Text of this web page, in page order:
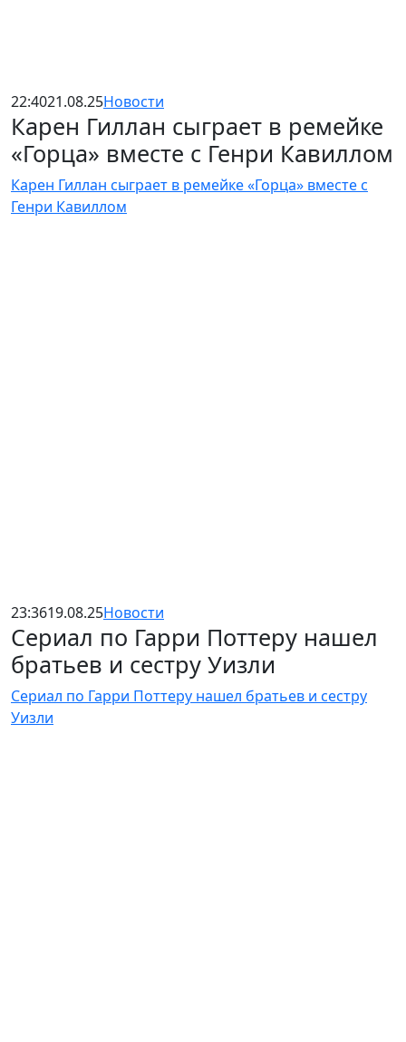
22:4021.08.25Новости
Карен Гиллан сыграет в ремейке
«Горца» вместе с Генри Кавиллом
Карен Гиллан сыграет в ремейке «Горца» вместе с
Генри Кавиллом
23:3619.08.25Новости
Сериал по Гарри Поттеру нашел
братьев и сестру Уизли
Сериал по Гарри Поттеру нашел братьев и сестру
Уизли